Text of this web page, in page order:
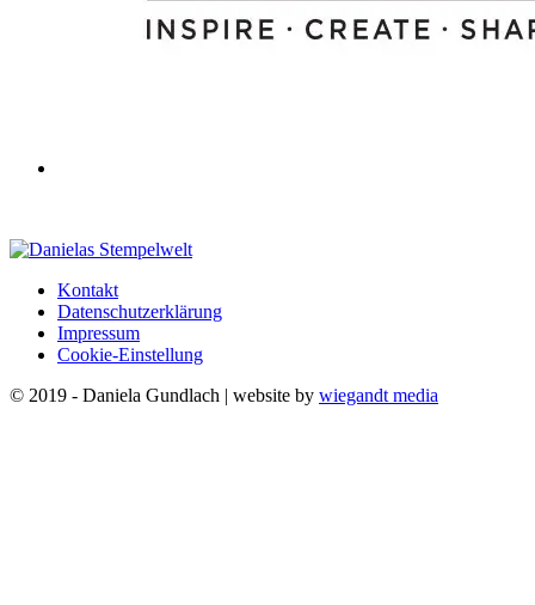
Kontakt
Datenschutzerklärung
Impressum
Cookie-Einstellung
© 2019 - Daniela Gundlach | website by wiegandt media